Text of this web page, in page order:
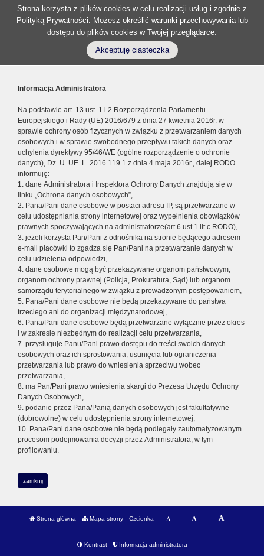
Strona korzysta z plików cookies w celu realizacji usług i zgodnie z
Polityką Prywatności. Możesz określić warunki przechowywania lub
dostępu do plików cookies w Twojej przeglądarce.
Akceptuję ciasteczka
Informacja Administratora
Na podstawie art. 13 ust. 1 i 2 Rozporządzenia Parlamentu
Europejskiego i Rady (UE) 2016/679 z dnia 27 kwietnia 2016r. w
sprawie ochrony osób fizycznych w związku z przetwarzaniem danych
osobowych i w sprawie swobodnego przepływu takich danych oraz
uchylenia dyrektywy 95/46/WE (ogólne rozporządzenie o ochronie
danych), Dz. U. UE. L. 2016.119.1 z dnia 4 maja 2016r., dalej RODO
informuję:
1. dane Administratora i Inspektora Ochrony Danych znajdują się w
linku „Ochrona danych osobowych”,
2. Pana/Pani dane osobowe w postaci adresu IP, są przetwarzane w
celu udostępniania strony internetowej oraz wypełnienia obowiązków
prawnych spoczywających na administratorze(art.6 ust.1 lit.c RODO),
3. jeżeli korzysta Pan/Pani z odnośnika na stronie będącego adresem
e-mail placówki to zgadza się Pan/Pani na przetwarzanie danych w
celu udzielenia odpowiedzi,
4. dane osobowe mogą być przekazywane organom państwowym,
organom ochrony prawnej (Policja, Prokuratura, Sąd) lub organom
samorządu terytorialnego w związku z prowadzonym postępowaniem,
5. Pana/Pani dane osobowe nie będą przekazywane do państwa
trzeciego ani do organizacji międzynarodowej,
6. Pana/Pani dane osobowe będą przetwarzane wyłącznie przez okres
i w zakresie niezbędnym do realizacji celu przetwarzania,
7. przysługuje Panu/Pani prawo dostępu do treści swoich danych
osobowych oraz ich sprostowania, usunięcia lub ograniczenia
przetwarzania lub prawo do wniesienia sprzeciwu wobec
przetwarzania,
8. ma Pan/Pani prawo wniesienia skargi do Prezesa Urzędu Ochrony
Danych Osobowych,
9. podanie przez Pana/Panią danych osobowych jest fakultatywne
(dobrowolne) w celu udostępnienia strony internetowej,
10. Pana/Pani dane osobowe nie będą podlegały zautomatyzowanym
procesom podejmowania decyzji przez Administratora, w tym
profilowaniu.
zamknij
Strona główna Mapa strony Czcionka
Kontrast Informacja administratora